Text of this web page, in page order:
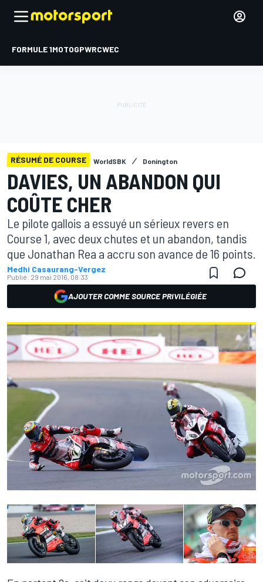
FORMULE 1MOTOGPWRCWEC
RÉSUMÉ DE COURSE WorldSBK Donington
DAVIES, UN ABANDON QUI
COÛTE CHER
Le pilote gallois a essuyé un sérieux revers en
Course 1, avec deux chutes et un abandon, tandis
que Jonathan Rea a accru son avance de 16 points.
Medhi Casaurang-Vergez
Publié: 29 mai 2016, 08:33
AJOUTER COMME SOURCE PRIVILÉGIÉE